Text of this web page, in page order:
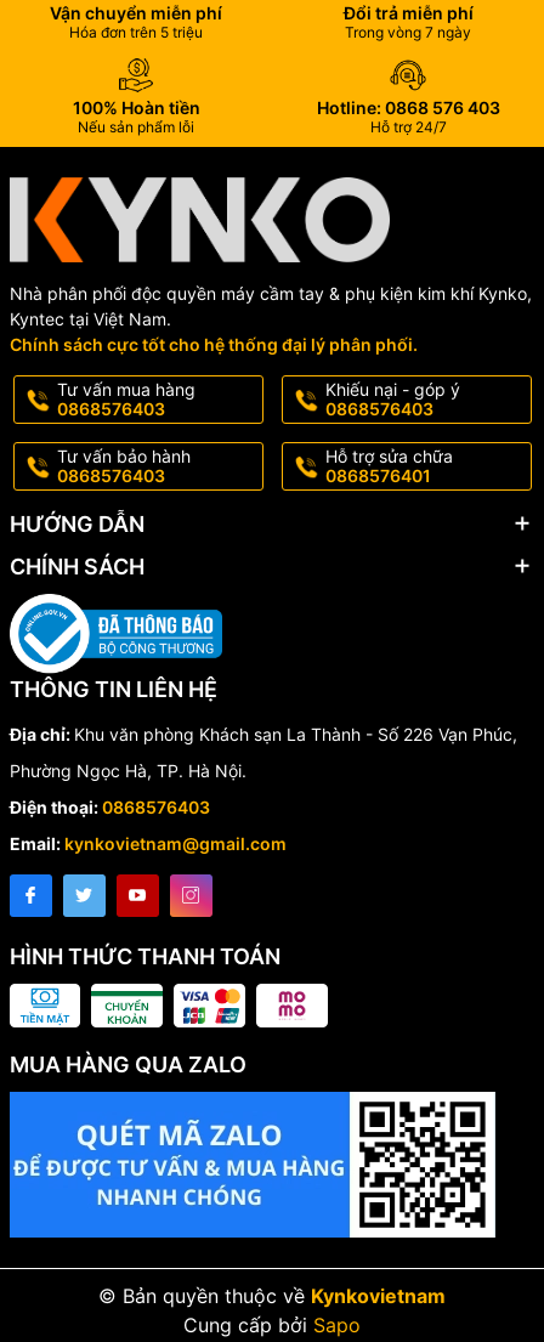
Vận chuyển miễn phí
Hóa đơn trên 5 triệu
Đổi trả miễn phí
Trong vòng 7 ngày
100% Hoàn tiền
Nếu sản phẩm lỗi
Hotline: 0868 576 403
Hỗ trợ 24/7
Nhà phân phối độc quyền máy cầm tay & phụ kiện kim khí Kynko,
Kyntec tại Việt Nam.
Chính sách cực tốt cho hệ thống đại lý phân phối.
Tư vấn mua hàng
0868576403
Khiếu nại - góp ý
0868576403
Tư vấn bảo hành
0868576403
Hỗ trợ sửa chữa
0868576401
HƯỚNG DẪN
CHÍNH SÁCH
THÔNG TIN LIÊN HỆ
Địa chỉ: Khu văn phòng Khách sạn La Thành - Số 226 Vạn Phúc,
Phường Ngọc Hà, TP. Hà Nội.
Điện thoại:0868576403
Email: kynkovietnam@gmail.com
HÌNH THỨC THANH TOÁN
MUA HÀNG QUA ZALO
© Bản quyền thuộc về Kynkovietnam
Cung cấp bởi Sapo